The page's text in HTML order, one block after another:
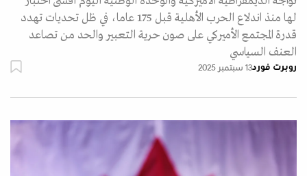
لها منذ اندلاع الحرب الأهلية قبل 175 عاما، في ظل تحديات تهدد
قدرة المجتمع الأميركي على صون حرية التعبير والحد من تصاعد
العنف السياسي
روبرت فورد13 سبتمبر 2025